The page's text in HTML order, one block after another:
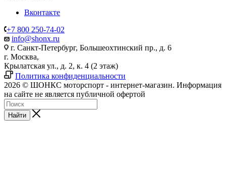
Вконтакте
+7 800 250-74-02
info@shonx.ru
г. Санкт-Петербург, Большеохтинский пр., д. 6
г. Москва,
Крылатская ул., д. 2, к. 4 (2 этаж)
Политика конфиденциальности
2026 © ШОНКС моторспорт - интернет-магазин. Информация
на сайте не является публичной офертой
Найти